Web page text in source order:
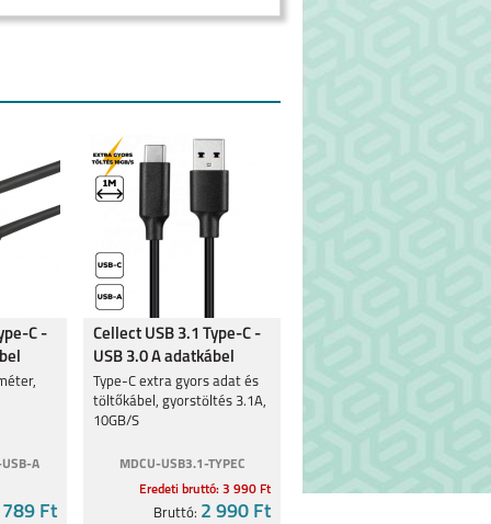
C -
A
Ft
Cellect USB 3.1 Type-C -
USB 3.0 A adatkábel
Type-C extra gyors adat és
töltőkábel, gyorstöltés 3.1A,
10GB/S
MDCU-USB3.1-TYPEC
Eredeti bruttó: 3 990 Ft
Bruttó: 2 990 Ft